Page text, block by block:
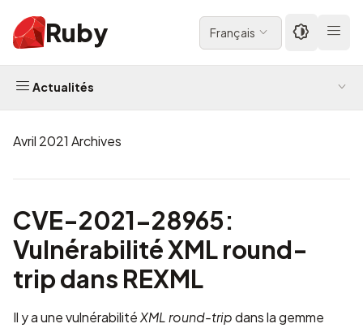
Ruby Français
Actualités
Avril 2021 Archives
CVE-2021-28965:
Vulnérabilité XML round-
trip dans REXML
Il y a une vulnérabilitéXML round-tripdans la gemme